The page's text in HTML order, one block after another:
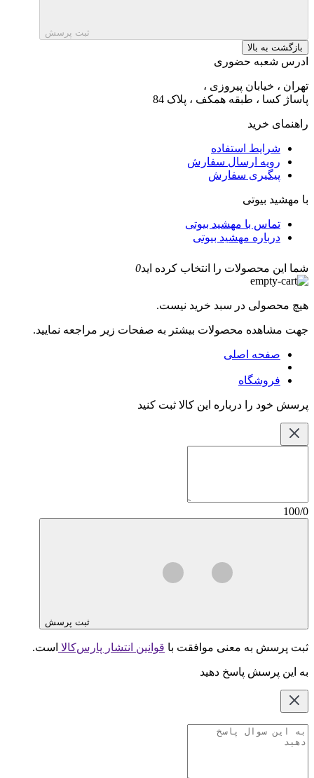
ثبت پرسش
بازگشت به بالا
ادرس شعبه حضوری
تهران ، خیابان پیروزی ،
پاساژ کسا ، طبقه همکف ، پلاک 84
راهنمای خرید
شرایط استفاده
رویه ارسال سفارش
پیگیری سفارش
با مهشید بیوتی
تماس با مهشید بیوتی
درباره مهشید بیوتی
شما این محصولات را انتخاب کرده اید0
هیچ محصولی در سبد خرید نیست.
جهت مشاهده محصولات بیشتر به صفحات زیر مراجعه نمایید.
صفحه اصلی
فروشگاه
پرسش خود را درباره این کالا ثبت کنید
100/0
ثبت پرسش
ثبت پرسش به معنی موافقت با قوانین انتشار پارس‌کالا است.
به این پرسش پاسخ دهید